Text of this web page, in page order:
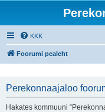
KKK
Foorumi pealeht
Perekonnaajaloo
Hakates kommuuni